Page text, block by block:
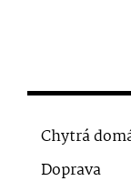
Chytrá
Doprava